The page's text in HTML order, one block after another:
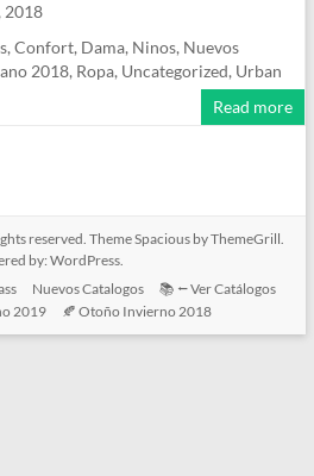
2018
, Confort, Dama, Ninos, Nuevos
2018, Ropa, Uncategorized, Urban
Read more
reserved. ThemeSpaciousby ThemeGrill.
by:WordPress.
Nuevos Catalogos
📚 ⭠ Ver Catálogos
2019
🍂 Otoño Invierno 2018